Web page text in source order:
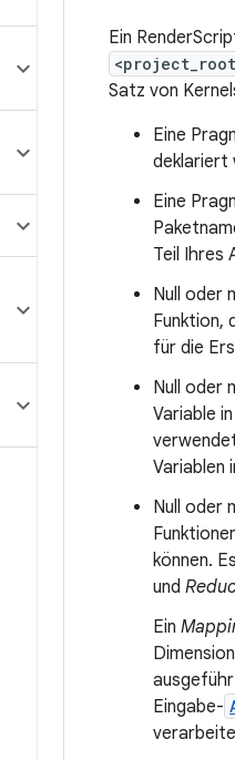
Ein
Satz von
Eine
deklariert
Eine
Teil Ihres
Null oder
Funktion,
für die
Null oder
Variable
Variablen
Null oder
können.
und
Ein
Eingabe-